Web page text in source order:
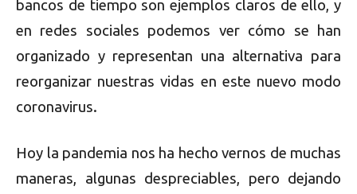
bancos de tiempo son ejemplos claros de ello, y
en redes sociales podemos ver cómo se han
organizado y representan una alternativa para
reorganizar nuestras vidas en este nuevo modo
coronavirus.
Hoy la pandemia nos ha hecho vernos de muchas
maneras, algunas despreciables, pero dejando